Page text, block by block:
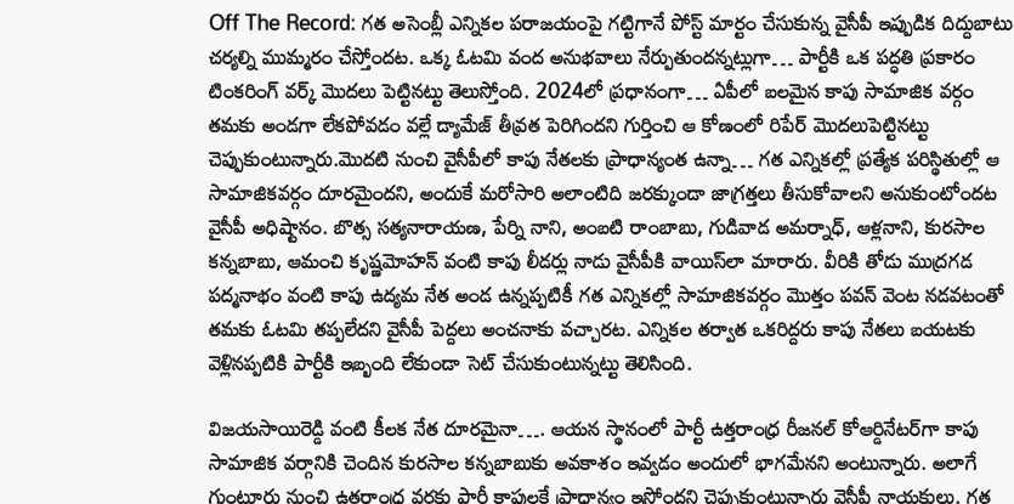
Off The Record: గత అసెంబ్లీ ఎన్నికల పరాజయంపై గట్టిగానే పోస్ట్‌ మార్టం చేసుకున్న వైసీపీ ఇప్పుడిక దిద్దుబాటు
చర్యల్ని ముమ్మరం చేస్తోందట. ఒక్క ఓటమి వంద అనుభవాలు నేర్పుతుందన్నట్లుగా… పార్టీకి ఒక పద్ధతి ప్రకారం
టింకరింగ్ వర్క్ మొదలు పెట్టినట్టు తెలుస్తోంది. 2024లో ప్రధానంగా… ఏపీలో బలమైన కాపు సామాజిక వర్గం
తమకు అండగా లేకపోవడం వల్లే డ్యామేజ్ తీవ్రత పెరిగిందని గుర్తించి ఆ కోణంలో రిపేర్‌ మొదలుపెట్టినట్టు
చెప్పుకుంటున్నారు.మొదటి నుంచి వైసీపీలో కాపు నేతలకు ప్రాధాన్యంత ఉన్నా… గత ఎన్నికల్లో ప్రత్యేక పరిస్థితుల్లో ఆ
సామాజికవర్గం దూరమైందని, అందుకే మరోసారి అలాంటిది జరక్కుండా జాగ్రత్తలు తీసుకోవాలని అనుకుంటోందట
వైసీపీ అధిష్టానం. బొత్స సత్యనారాయణ, పేర్ని నాని, అంబటి రాంబాబు, గుడివాడ అమర్నాధ్, ఆళ్లనాని, కురసాల
కన్నబాబు, ఆమంచి కృష్ణమోహన్ వంటి కాపు లీడర్లు నాడు వైసీపీకి వాయిస్‌లా మారారు. వీరికి తోడు ముద్రగడ
పద్మనాభం వంటి కాపు ఉద్యమ నేత అండ ఉన్నప్పటికీ గత ఎన్నికల్లో సామాజికవర్గం మొత్తం పవన్ వెంట నడవటంతో
తమకు ఓటమి తప్పలేదని వైసీపీ పెద్దలు అంచనాకు వచ్చారట. ఎన్నికల తర్వాత ఒకరిద్దరు కాపు నేతలు బయటకు
వెళ్లినప్పటికి పార్టీకి ఇబ్బంది లేకుండా సెట్ చేసుకుంటున్నట్టు తెలిసింది.
విజయసాయిరెడ్డి వంటి కీలక నేత దూరమైనా…. ఆయన స్థానంలో పార్టీ ఉత్తరాంధ్ర రీజనల్ కోఆర్డినేటర్‌గా కాపు
సామాజిక వర్గానికి చెందిన కురసాల కన్నబాబుకు అవకాశం ఇవ్వడం అందులో భాగమేనని అంటున్నారు. అలాగే
గుంటూరు నుంచి ఉత్తరాంధ్ర వరకు పార్టీ కాపులకే ప్రాధాన్యం ఇస్తోందని చెప్పుకుంటున్నారు వైసీపీ నాయకులు. గత